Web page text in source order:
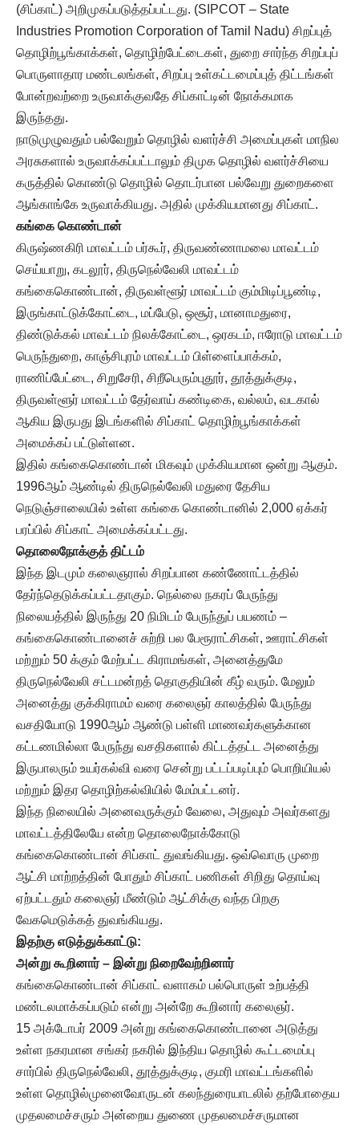
(சிப்காட்) அறிமுகப்படுத்தப்பட்டது. (SIPCOT – State
Industries Promotion Corporation of Tamil Nadu) சிறப்புத்
தொழிற்பூங்காக்கள், தொழிற்பேட்டைகள், துறை சார்ந்த சிறப்புப்
பொருளாதார மண்டலங்கள், சிறப்பு உள்கட்டமைப்புத் திட்டங்கள்
போன்றவற்றை உருவாக்குவதே சிப்காட்டின் நோக்கமாக
இருந்தது.
நாடுமுழுவதும் பல்வேறும் தொழில் வளர்ச்சி அமைப்புகள் மாநில
அரசுகளால் உருவாக்கப்பட்டாலும் திமுக தொழில் வளர்ச்சியை
கருத்தில் கொண்டு தொழில் தொடர்பான பல்வேறு துறைகளை
ஆங்காங்கே உருவாக்கியது. அதில் முக்கியமானது சிப்காட்.
கங்கை கொண்டான்
கிருஷ்ணகிரி மாவட்டம் பர்கூர், திருவண்ணாமலை மாவட்டம்
செய்யாறு, கடலூர், திருநெல்வேலி மாவட்டம்
கங்கைகொண்டான், திருவள்ளூர் மாவட்டம் கும்மிடிப்பூண்டி,
இருங்காட்டுக்கோட்டை, மப்பேடு, ஒசூர், மானாமதுரை,
திண்டுக்கல் மாவட்டம் நிலக்கோட்டை, ஒரகடம், ஈரோடு மாவட்டம்
பெருந்துறை, காஞ்சிபுரம் மாவட்டம் பிள்ளைப்பாக்கம்,
ராணிப்பேட்டை, சிறுசேரி, சிறீபெரும்புதூர், தூத்துக்குடி,
திருவள்ளூர் மாவட்டம் தேர்வாய் கண்டிகை, வல்லம், வடகால்
ஆகிய இருபது இடங்களில் சிப்காட் தொழிற்பூங்காக்கள்
அமைக்கப் பட்டுள்ளன.
இதில் கங்கைகொண்டான் மிகவும் முக்கியமான ஒன்று ஆகும்.
1996ஆம் ஆண்டில் திருநெல்வேலி மதுரை தேசிய
நெடுஞ்சாலையில் உள்ள கங்கை கொண்டானில் 2,000 ஏக்கர்
பரப்பில் சிப்காட் அமைக்கப்பட்டது.
தொலைநோக்குத் திட்டம்
இந்த இடமும் கலைஞரால் சிறப்பான கண்ணோட்டத்தில்
தேர்ந்தெடுக்கப்பட்டதாகும். நெல்லை நகரப் பேருந்து
நிலையத்தில் இருந்து 20 நிமிடம் பேருந்துப் பயணம் –
கங்கைகொண்டானைச் சுற்றி பல பேரூராட்சிகள், ஊராட்சிகள்
மற்றும் 50 க்கும் மேற்பட்ட கிராமங்கள், அனைத்துமே
திருநெல்வேலி சட்டமன்றத் தொகுதியின் கீழ் வரும். மேலும்
அனைத்து குக்கிராமம் வரை கலைஞர் காலத்தில் பேருந்து
வசதியோடு 1990ஆம் ஆண்டு பள்ளி மாணவர்களுக்கான
கட்டணமில்லா பேருந்து வசதிகளால் கிட்டத்தட்ட அனைத்து
இருபாலரும் உயர்கல்வி வரை சென்று பட்டப்படிப்பும் பொறியியல்
மற்றும் இதர தொழிற்கல்வியில் மேம்பட்டனர்.
இந்த நிலையில் அனைவருக்கும் வேலை, அதுவும் அவர்களது
மாவட்டத்திலேயே என்ற தொலைநோக்கோடு
கங்கைகொண்டான் சிப்காட் துவங்கியது. ஒவ்வொரு முறை
ஆட்சி மாற்றத்தின் போதும் சிப்காட் பணிகள் சிறிது தொய்வு
ஏற்பட்டதும் கலைஞர் மீண்டும் ஆட்சிக்கு வந்த பிறகு
வேகமெடுக்கத் துவங்கியது.
இதற்கு எடுத்துக்காட்டு:
அன்று கூறினார் – இன்று நிறைவேற்றினார்
கங்கைகொண்டான் சிப்காட் வளாகம் பல்பொருள் உற்பத்தி
மண்டலமாக்கப்படும் என்று அன்றே கூறினார் கலைஞர்.
15 அக்டோபர் 2009 அன்று கங்கைகொண்டானை அடுத்து
உள்ள நகரமான சங்கர் நகரில் இந்திய தொழில் கூட்டமைப்பு
சார்பில் திருநெல்வேலி, தூத்துக்குடி, குமரி மாவட்டங்களில்
உள்ள தொழில்முனைவோருடன் கலந்துரையாடலில் தற்போதைய
முதலமைச்சரும் அன்றைய துணை முதலமைச்சருமான